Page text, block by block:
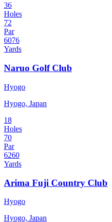
36
Holes
72
Par
6076
Yards
Naruo Golf Club
Hyogo
Hyogo, Japan
18
Holes
70
Par
6260
Yards
Arima Fuji Country Club
Hyogo
Hyogo, Japan